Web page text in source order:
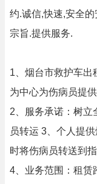
约.诚信,快速,安全
宗旨.提供服务.
1、烟台市救护车出
为中心为伤病员提
2、服务承诺：树立
员转运 3、个人提
时将伤病员转送到指
4、业务范围：租赁